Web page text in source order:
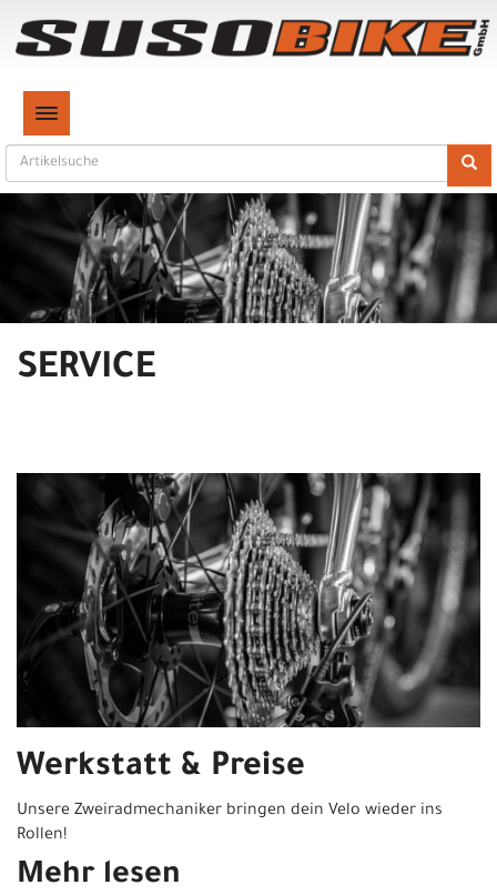
TOGGLE NAVIGATION
SERVICE
Werkstatt & Preise
Unsere Zweiradmechaniker bringen dein Velo wieder ins
Rollen!
Mehr lesen